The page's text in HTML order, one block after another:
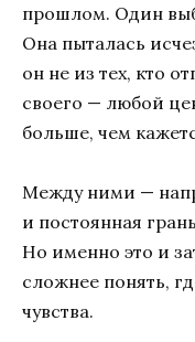
прошлом. Один
Она пыталась
он не из тех, кто
своего — любой
больше, чем
Между ними —
и постоянная
Но именно это и
сложнее понять,
чувства.